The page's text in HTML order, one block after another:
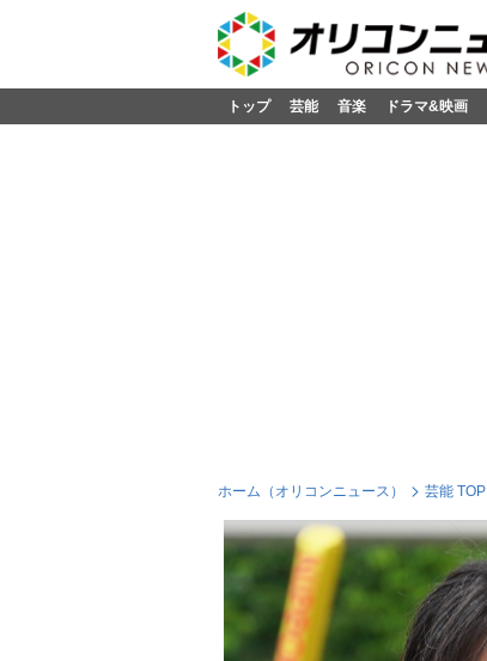
トップ 芸能 音楽 ドラマ&映画
ホーム（オリコンニュース） 芸能 TOP